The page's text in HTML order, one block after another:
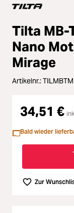
Loading...
Loading...Licht
Loading...
Loading...
Loading...
Loading...
SALE
Loading...
Tilta MB-
Nano
Mirage
Artikelnr.:
34,51 €
Bald wieder
Zur